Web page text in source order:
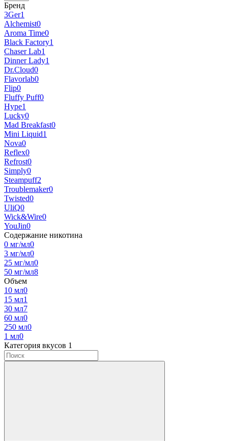
Бренд
3Ger1
Alchemist0
Aroma Time0
Black Factory1
Chaser Lab1
Dinner Lady1
Dr.Cloud0
Flavorlab0
Flip0
Fluffy Puff0
Hype1
Lucky0
Mad Breakfast0
Mini Liquid1
Nova0
Reflex0
Refrost0
Simply0
Steampuff2
Troublemaker0
Twisted0
UliQ0
Wick&Wire0
YouJin0
Содержание никотина
0 мг/мл0
3 мг/мл0
25 мг/мл0
50 мг/мл8
Объем
10 мл0
15 мл1
30 мл7
60 мл0
250 мл0
1 мл0
Категория вкусов 1